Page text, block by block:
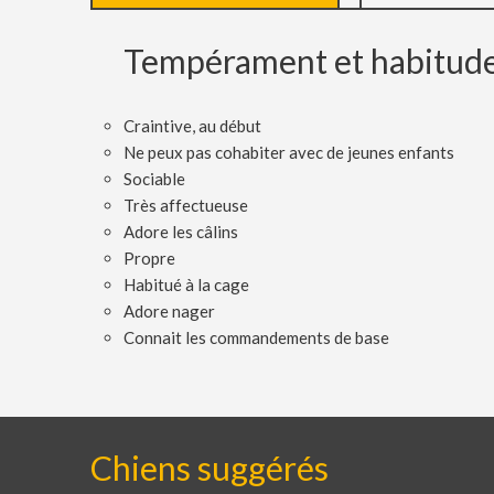
Tempérament et
Craintive, au début
Ne peux pas cohabiter avec de jeunes enfants
Sociable
Très affectueuse
Adore les câlins
Propre
Habitué à la cage
Adore nager
Connait les commandements de base
Chiens suggérés